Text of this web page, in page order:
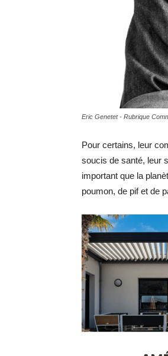
Eric Genetet - Rubrique
Pour certains, leur
soucis de santé, leur
important que la
poumon, de pif et de